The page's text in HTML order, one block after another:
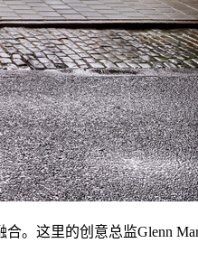
。这里的创意总监Glenn